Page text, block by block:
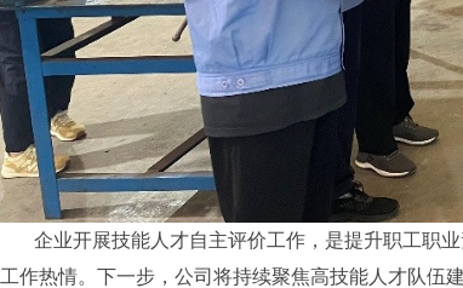
企业开展技能人才自主评价工作，是提升职工职业
工作热情。下一步，公司将持续聚焦高技能人才队伍